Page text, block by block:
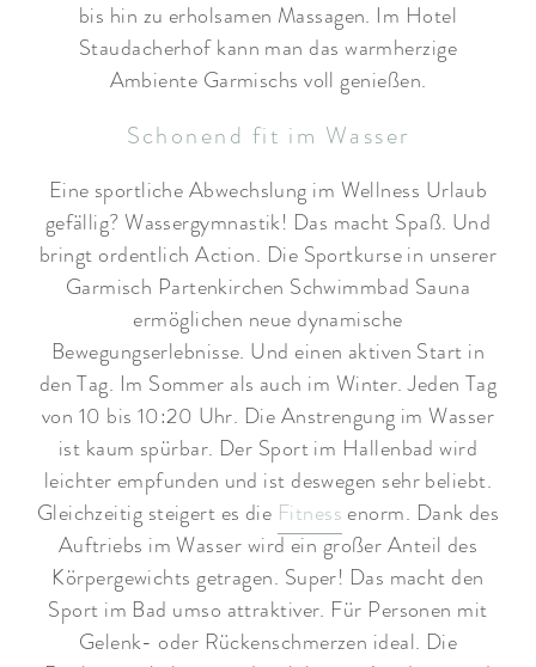
bis hin zu erholsamen Massagen. Im Hotel
Staudacherhof kann man das warmherzige
Ambiente Garmischs voll genießen.
Schonend fit im Wasser
Eine sportliche Abwechslung im Wellness Urlaub
gefällig? Wassergymnastik! Das macht Spaß. Und
bringt ordentlich Action. Die Sportkurse in unserer
Garmisch Partenkirchen Schwimmbad Sauna
ermöglichen neue dynamische
Bewegungserlebnisse. Und einen aktiven Start in
den Tag. Im Sommer als auch im Winter. Jeden Tag
von 10 bis 10:20 Uhr. Die Anstrengung im Wasser
ist kaum spürbar. Der Sport im Hallenbad wird
leichter empfunden und ist deswegen sehr beliebt.
Gleichzeitig steigert es die Fitness enorm. Dank des
Auftriebs im Wasser wird ein großer Anteil des
Körpergewichts getragen. Super! Das macht den
Sport im Bad umso attraktiver. Für Personen mit
Gelenk- oder Rückenschmerzen ideal. Die